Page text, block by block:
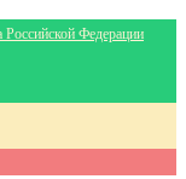
Российской Федерации